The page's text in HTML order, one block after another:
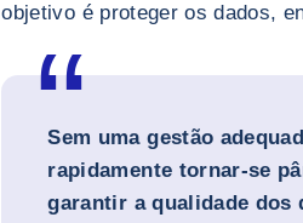
objetivo é proteger os dados,
Sem uma gestão
rapidamente tornar-se
garantir a qualidade dos